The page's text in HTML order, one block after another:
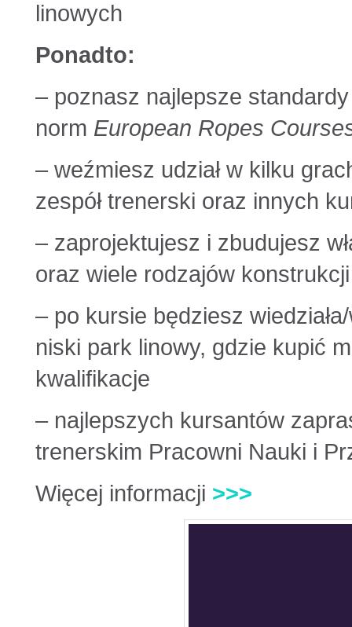
linowych
Ponadto:
– poznasz najlepsze
norm European Ropes
– weźmiesz udział w kilku
zespół trenerski oraz innych
– zaprojektujesz i zbudujesz
oraz wiele rodzajów
– po kursie będziesz
niski park linowy, gdzie kupić
kwalifikacje
– najlepszych kursantów
trenerskim Pracowni Nauki i
Więcej informacji >>>